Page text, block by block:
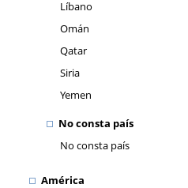
Líbano
Omán
Qatar
Siria
Yemen
No consta país
No consta país
América